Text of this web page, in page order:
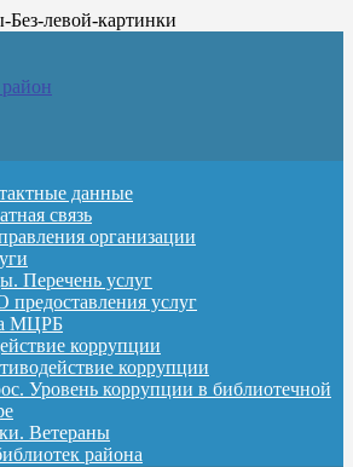
данные
связь
организации
Перечень услуг
услуг
МЦРБ
коррупции
коррупции
Уровень коррупции в библиотечной
Ветераны
района